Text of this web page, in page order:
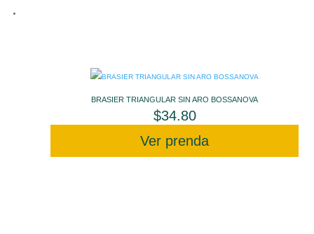
BRASIER TRIANGULAR SIN ARO BOSSANOVA
$34.80
Ver prenda